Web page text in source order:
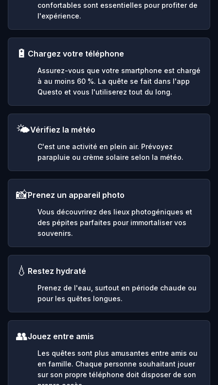
confortables sont essentielles pour profiter de
l'expérience.
🔋 Chargez votre téléphone
Assurez-vous que votre smartphone est chargé
à au moins 60 %. La quête se fait dans l'app
Questo et vous l'utiliserez tout du long.
🌤️Vérifiez la météo
C'est une activité en plein air. Prévoyez
parapluie ou crème solaire selon la météo.
📸Prenez un appareil photo
Vous découvrirez des lieux photogéniques et
des pépites parfaites pour immortaliser vos
souvenirs.
💧 Restez hydraté
Prenez de l'eau, surtout en période chaude ou
pour les quêtes longues.
👥Jouez entre amis
Les quêtes sont plus amusantes entre amis ou
en famille. Chaque personne souhaitant jouer
sur son propre téléphone doit disposer de son